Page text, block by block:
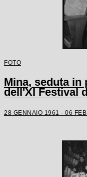
FOTO
Mina, seduta in
dell'XI Festival
28 GENNAIO 1961 - 06